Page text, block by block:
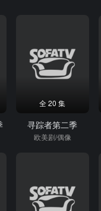
全 20 集
寻踪者第二季
欧美剧/偶像